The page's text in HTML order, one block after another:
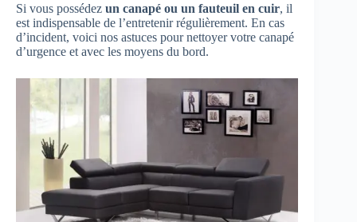
Si vous possédez un canapé ou un fauteuil en cuir, il
est indispensable de l’entretenir régulièrement. En cas
d’incident, voici nos astuces pour nettoyer votre canapé
d’urgence et avec les moyens du bord.